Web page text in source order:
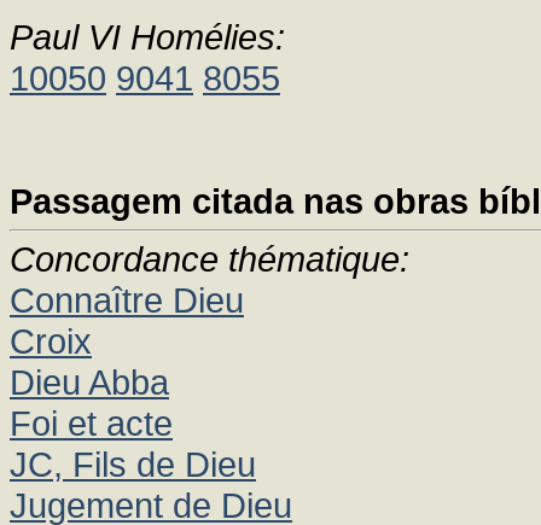
Paul VI Homélies:
10050 9041 8055
Passagem citada nas obras
Concordance thématique:
Connaître Dieu
Croix
Dieu Abba
Foi et acte
JC, Fils de Dieu
Jugement de Dieu